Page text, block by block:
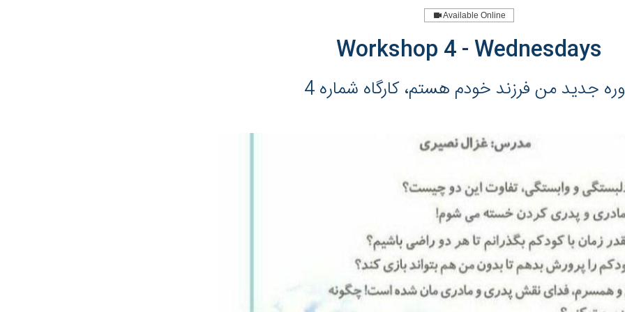
Available Online
Workshop 4 - Wednesdays
جدید من فرزند خودم هستم، کارگاه شماره 4